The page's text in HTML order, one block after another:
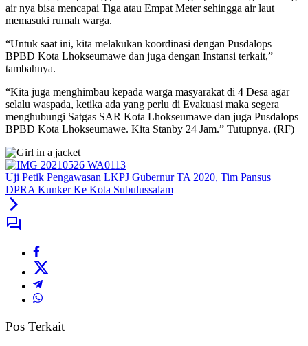
air nya bisa mencapai Tiga atau Empat Meter sehingga air laut
memasuki rumah warga.
“Untuk saat ini, kita melakukan koordinasi dengan Pusdalops
BPBD Kota Lhokseumawe dan juga dengan Instansi terkait,”
tambahnya.
“Kita juga menghimbau kepada warga masyarakat di 4 Desa agar
selalu waspada, ketika ada yang perlu di Evakuasi maka segera
menghubungi Satgas SAR Kota Lhokseumawe dan juga Pusdalops
BPBD Kota Lhokseumawe. Kita Stanby 24 Jam.” Tutupnya. (RF)
Uji Petik Pengawasan LKPJ Gubernur TA 2020, Tim Pansus
DPRA Kunker Ke Kota Subulussalam
Pos Terkait